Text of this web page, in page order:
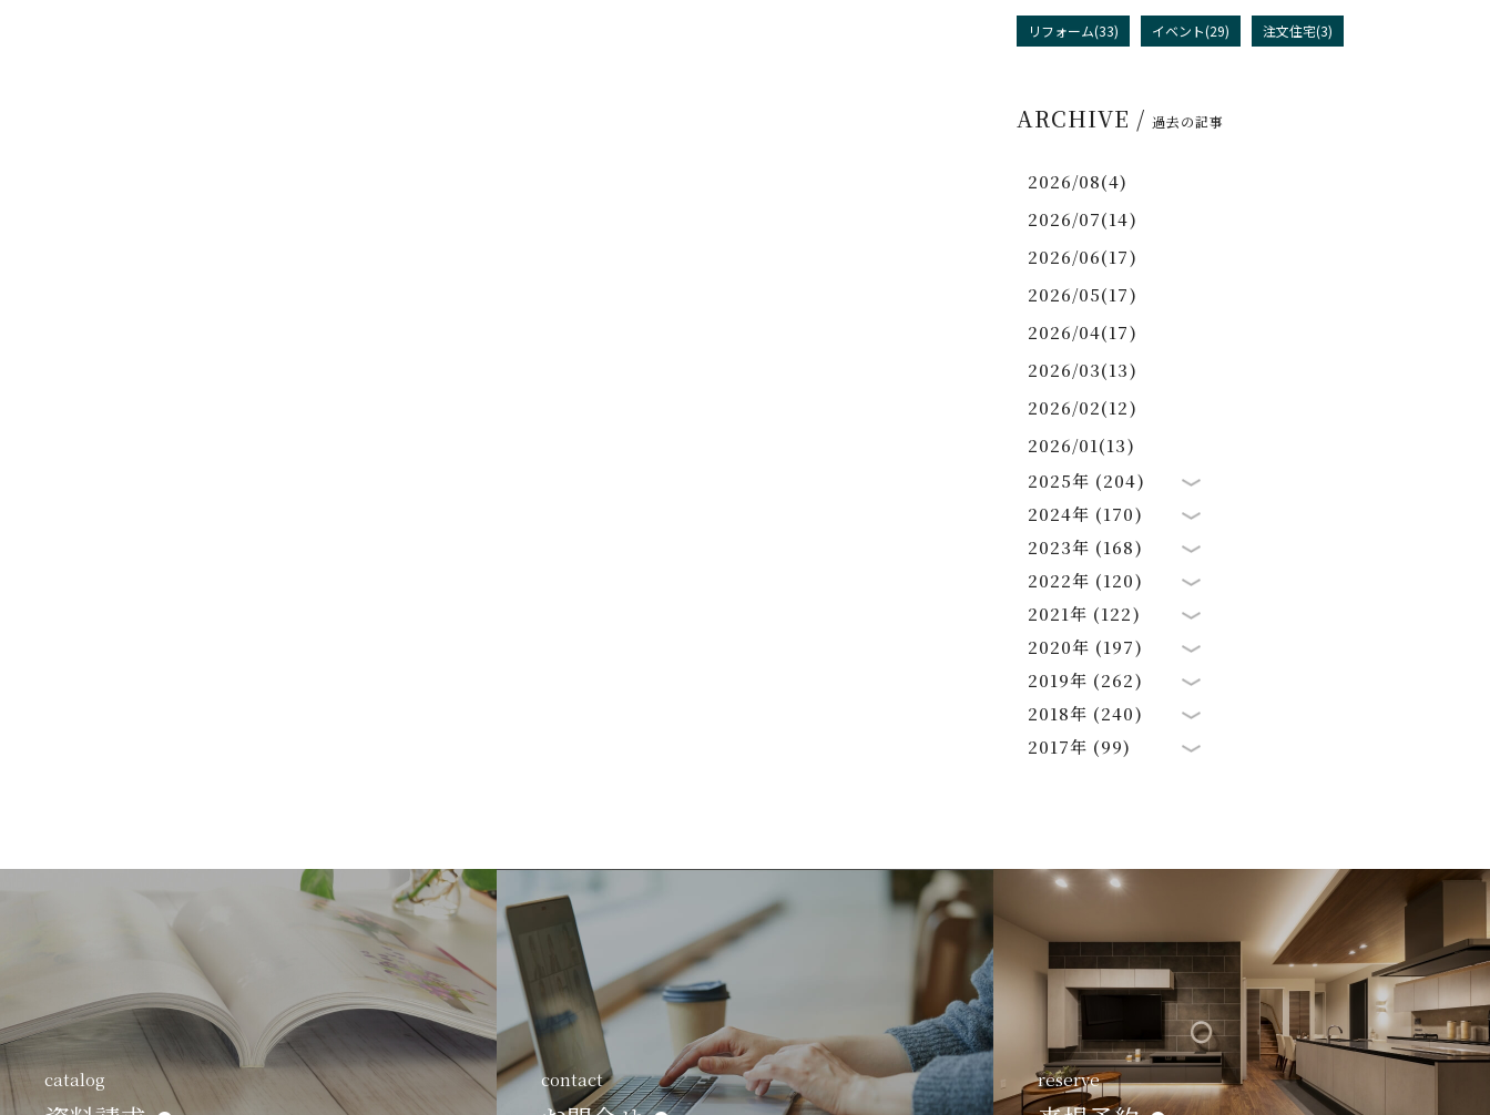
リフォーム(33) イベント(29) 注文住宅(3)
ARCHIVE / 過去の記事
2026/08(4)
2026/07(14)
2026/06(17)
2026/05(17)
2026/04(17)
2026/03(13)
2026/02(12)
2026/01(13)
2025年 (204)
2024年 (170)
2023年 (168)
2022年 (120)
2021年 (122)
2020年 (197)
2019年 (262)
2018年 (240)
2017年 (99)
catalog contact reserve